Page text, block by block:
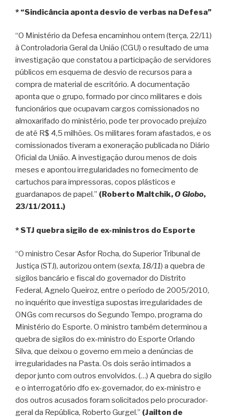
* “Sindicância aponta desvio de verbas na Defesa”
“O Ministério da Defesa encaminhou ontem (terça, 22/11)
à Controladoria Geral da União (CGU) o resultado de uma
investigação que constatou a participação de servidores
públicos em esquema de desvio de recursos para a
compra de material de escritório. A documentação
aponta que o grupo, formado por cinco militares e dois
funcionários que ocupavam cargos comissionados no
almoxarifado do ministério, pode ter provocado prejuízo
de até R$ 4,5 milhões. Os militares foram afastados, e os
comissionados tiveram a exoneração publicada no Diário
Oficial da União. A investigação durou menos de dois
meses e apontou irregularidades no fornecimento de
cartuchos para impressoras, copos plásticos e
guardanapos de papel.” (Roberto Maltchik,O Globo,
23/11/2011.)
* STJ quebra sigilo de ex-ministros do Esporte
“O ministro Cesar Asfor Rocha, do Superior Tribunal de
Justiça (STJ), autorizou ontem (sexta, 18/11) a quebra de
sigilos bancário e fiscal do governador do Distrito
Federal, Agnelo Queiroz, entre o período de 2005/2010,
no inquérito que investiga supostas irregularidades de
ONGs com recursos do Segundo Tempo, programa do
Ministério do Esporte. O ministro também determinou a
quebra de sigilos do ex-ministro do Esporte Orlando
Silva, que deixou o governo em meio a denúncias de
irregularidades na Pasta. Os dois serão intimados a
depor junto com outros envolvidos. (…) A quebra do sigilo
e o interrogatório dfo ex-governador, do ex-ministro e
dos outros acusados foram solicitados pelo procurador-
geral da República, Roberto Gurgel.” (Jailton de